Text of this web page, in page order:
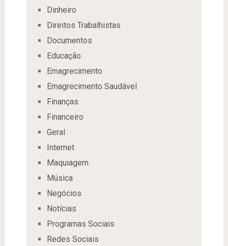
Dinheiro
Direitos Trabalhistas
Documentos
Educação
Emagrecimento
Emagrecimento Saudável
Finanças
Financeiro
Geral
Internet
Maquiagem
Música
Negócios
Notícias
Programas Sociais
Redes Sociais